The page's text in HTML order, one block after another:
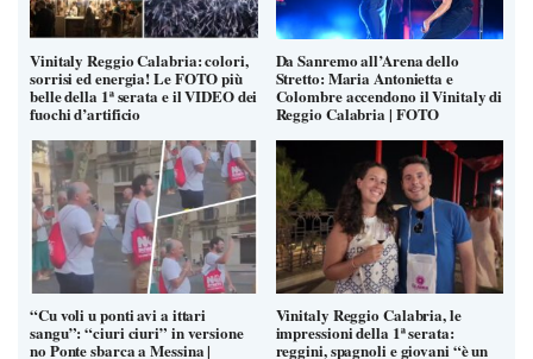
Vinitaly Reggio Calabria: colori,
sorrisi ed energia! Le FOTO più
belle della 1ª serata e il VIDEO dei
fuochi d’artificio
Da Sanremo all’Arena dello
Stretto: Maria Antonietta e
Colombre accendono il Vinitaly di
Reggio Calabria | FOTO
“Cu voli u ponti avi a ittari
sangu”: “ciuri ciuri” in versione
no Ponte sbarca a Messina |
Vinitaly Reggio Calabria, le
impressioni della 1ª serata:
reggini, spagnoli e giovani “è un